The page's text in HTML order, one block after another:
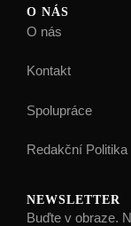
O NÁS
O nás
Kontakt
Spolupráce
Redakční Politika
NEWSLETTER
Buďte v obraze.